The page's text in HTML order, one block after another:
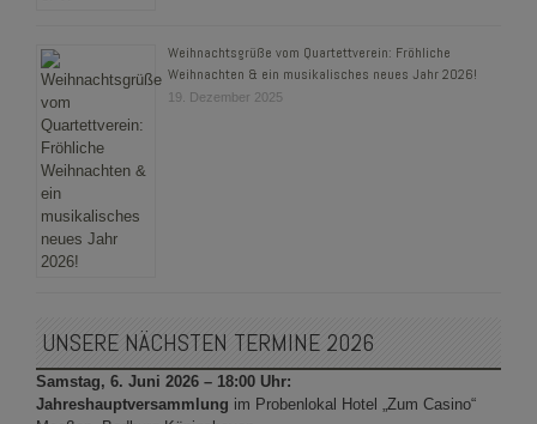
Weihnachtsgrüße vom Quartettverein: Fröhliche
Weihnachten & ein musikalisches neues Jahr 2026!
19. Dezember 2025
UNSERE NÄCHSTEN TERMINE 2026
Samstag, 6. Juni 2026 – 18:00 Uhr:
Jahreshauptversammlung im Probenlokal Hotel „Zum Casino“